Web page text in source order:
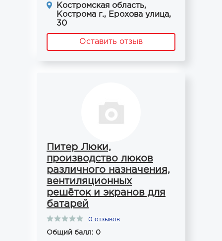
Костромская область,
Кострома г., Ерохова улица,
30
Оставить отзыв
Питер Люки,
производство люков
различного назначения,
вентиляционных
решёток и экранов для
батарей
0 отзывов
Общий балл: 0